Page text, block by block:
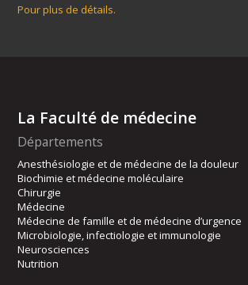
Pour plus de détails.
La Faculté de médecine
Départements
Anesthésiologie et de médecine de la douleur
Biochimie et médecine moléculaire
Chirurgie
Médecine
Médecine de famille et de médecine d’urgence
Microbiologie, infectiologie et immunologie
Neurosciences
Nutrition